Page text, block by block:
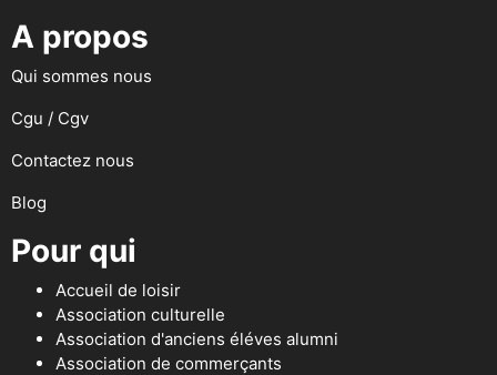
A propos
Qui sommes nous
Cgu / Cgv
Contactez nous
Blog
Pour qui
Accueil de loisir
Association culturelle
Association d'anciens éléves alumni
Association de commerçants